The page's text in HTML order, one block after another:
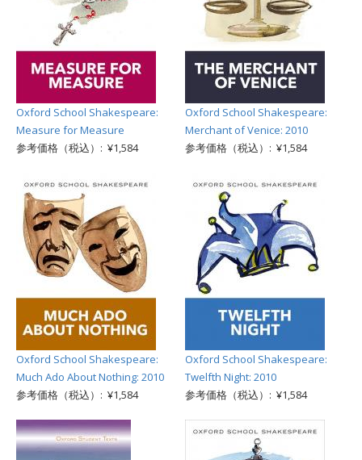
Oxford School Shakespeare:
Measure for Measure
参考価格（税込）: ¥1,584
Oxford School Shakespeare:
Merchant of Venice: 2010
参考価格（税込）: ¥1,584
Oxford School Shakespeare:
Much Ado About Nothing: 2010
参考価格（税込）: ¥1,584
Oxford School Shakespeare:
Twelfth Night: 2010
参考価格（税込）: ¥1,584